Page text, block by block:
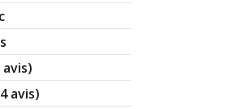
avis)
avis)